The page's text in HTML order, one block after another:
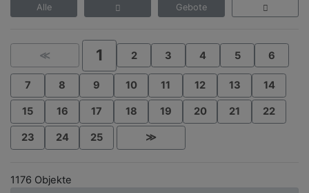
Alle Gebote
≪ 1 2 3 4 5 6
7 8 9 10 11 12 13 14
15 16 17 18 19 20 21 22
23 24 25 ≫
1176 Objekte